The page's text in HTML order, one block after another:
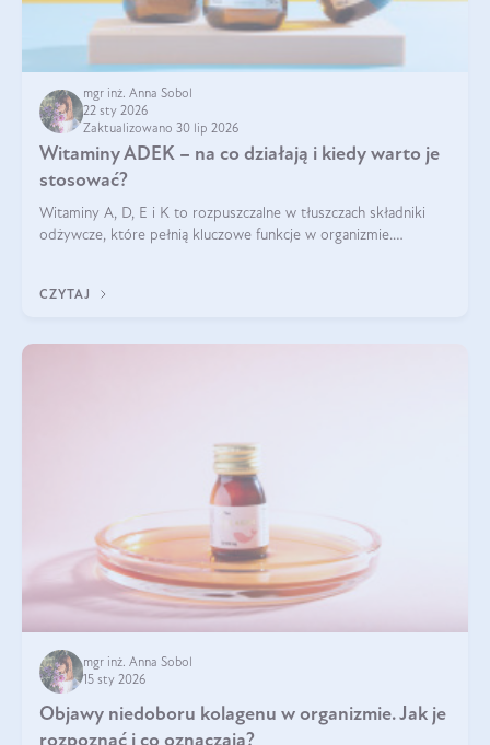
mgr inż. Anna Sobol
22 sty 2026
Zaktualizowano 30 lip 2026
Witaminy ADEK – na co działają i kiedy warto je
stosować?
Witaminy A, D, E i K to rozpuszczalne w tłuszczach składniki
odżywcze, które pełnią kluczowe funkcje w organizmie.
CZYTAJ
mgr inż. Anna Sobol
15 sty 2026
Objawy niedoboru kolagenu w organizmie. Jak je